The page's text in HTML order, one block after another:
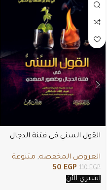
القول السني في فتنة الدجال
العروض المخفضه, متنوعة
110EGP
50 EGP
اشتري الأن